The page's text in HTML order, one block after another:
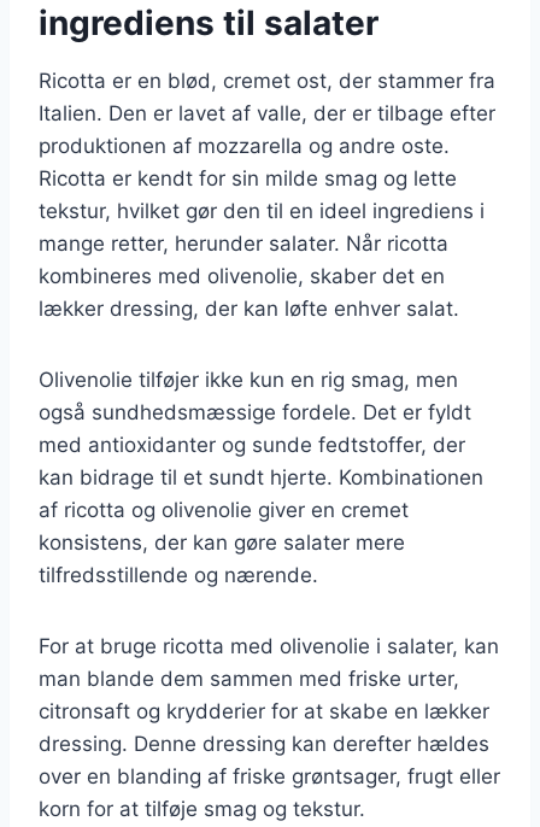
ingrediens til salater
Ricotta er en blød, cremet ost, der stammer fra
Italien. Den er lavet af valle, der er tilbage efter
produktionen af mozzarella og andre oste.
Ricotta er kendt for sin milde smag og lette
tekstur, hvilket gør den til en ideel ingrediens i
mange retter, herunder salater. Når ricotta
kombineres med olivenolie, skaber det en
lækker dressing, der kan løfte enhver salat.
Olivenolie tilføjer ikke kun en rig smag, men
også sundhedsmæssige fordele. Det er fyldt
med antioxidanter og sunde fedtstoffer, der
kan bidrage til et sundt hjerte. Kombinationen
af ricotta og olivenolie giver en cremet
konsistens, der kan gøre salater mere
tilfredsstillende og nærende.
For at bruge ricotta med olivenolie i salater, kan
man blande dem sammen med friske urter,
citronsaft og krydderier for at skabe en lækker
dressing. Denne dressing kan derefter hældes
over en blanding af friske grøntsager, frugt eller
korn for at tilføje smag og tekstur.